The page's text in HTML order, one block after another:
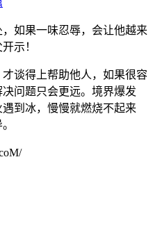
如果一味忍辱，会让他越来
示！
谈得上帮助他人，如果很容
问题只会更远。境界爆发
到冰，慢慢就燃烧不起来